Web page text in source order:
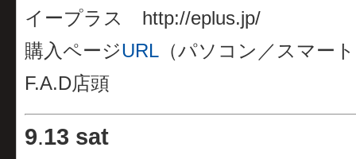
イープラス http://eplus.jp/
購入ページURL （パソコン／スマー
F.A.D店頭
9.13 sat